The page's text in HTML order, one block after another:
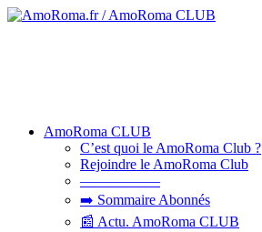
AmoRoma CLUB
C’est quoi le AmoRoma Club ?
Rejoindre le AmoRoma Club
—————–
➡️ Sommaire Abonnés
📰 Actu. AmoRoma CLUB